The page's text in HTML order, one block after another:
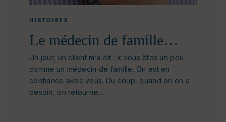
HISTOIRES
Le médecin de famille…
Un jour, un client m’a dit : « vous êtes un peu
comme un médecin de famille. On est en
confiance avec vous. Du coup, quand on en a
besoin, on retourne…